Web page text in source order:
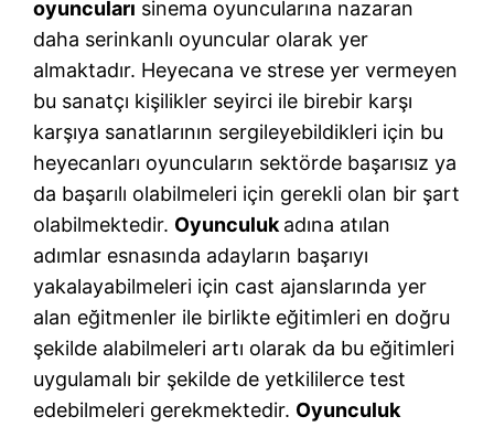
oyuncuları sinema oyuncularına nazaran
daha serinkanlı oyuncular olarak yer
almaktadır. Heyecana ve strese yer vermeyen
bu sanatçı kişilikler seyirci ile birebir karşı
karşıya sanatlarının sergileyebildikleri için bu
heyecanları oyuncuların sektörde başarısız ya
da başarılı olabilmeleri için gerekli olan bir şart
olabilmektedir. Oyunculuk adına atılan
adımlar esnasında adayların başarıyı
yakalayabilmeleri için cast ajanslarında yer
alan eğitmenler ile birlikte eğitimleri en doğru
şekilde alabilmeleri artı olarak da bu eğitimleri
uygulamalı bir şekilde de yetkililerce test
edebilmeleri gerekmektedir. Oyunculuk